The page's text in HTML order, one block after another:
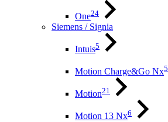
One24
Siemens / Signia
Intuis5
Motion Charge&Go Nx5
Motion21
Motion 13 Nx6